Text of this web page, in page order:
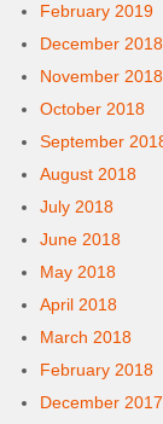
February 2019
December 2018
November 2018
October 2018
September
August 2018
July 2018
June 2018
May 2018
April 2018
March 2018
February 2018
December 2017